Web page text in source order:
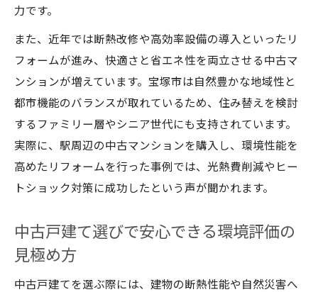
力です。
また、近年では断熱改修や高効率設備の導入といったリ
フォームが進み、快適さと省エネ性を両立させる中古マ
ンションが増えています。宝塚市は自然豊かな地域性と
都市機能のバランスが取れているため、住み替えを検討
するファミリー層やシニア世代にも支持されています。
実際に、駅周辺の中古マンションを購入し、環境性能を
高めたリフォームを行った事例では、光熱費削減やヒー
トショック対策に成功したという声が聞かれます。
中古戸建て選びで安心できる環境評価の
見極め方
中古戸建てを選ぶ際には、建物の断熱性能や自然災害へ